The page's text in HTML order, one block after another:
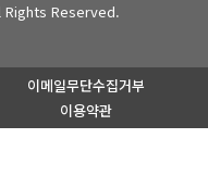
Rights Reserved.
이용약관
이메일무단수집거부